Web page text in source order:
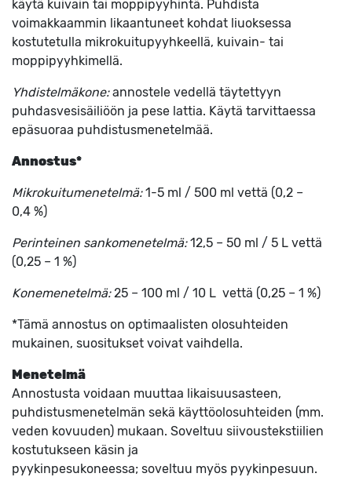
käytä kuivain tai moppipyyhintä. Puhdista
voimakkaammin likaantuneet kohdat liuoksessa
kostutetulla mikrokuitupyyhkeellä, kuivain- tai
moppipyyhkimellä.
Yhdistelmäkone:annostele vedellä täytettyyn
puhdasvesisäiliöön ja pese lattia. Käytä tarvittaessa
epäsuoraa puhdistusmenetelmää.
Annostus*
Mikrokuitumenetelmä:1-5 ml / 500 ml vettä (0,2 –
0,4 %)
Perinteinen sankomenetelmä:12,5 – 50 ml / 5 L vettä
(0,25 – 1 %)
Konemenetelmä:25 – 100 ml / 10 L vettä (0,25 – 1 %)
*Tämä annostus on optimaalisten olosuhteiden
mukainen, suositukset voivat vaihdella.
Menetelmä
Annostusta voidaan muuttaa likaisuusasteen,
puhdistusmenetelmän sekä käyttöolosuhteiden (mm.
veden kovuuden) mukaan. Soveltuu siivoustekstiilien
kostutukseen käsin ja
pyykinpesukoneessa; soveltuu myös pyykinpesuun.